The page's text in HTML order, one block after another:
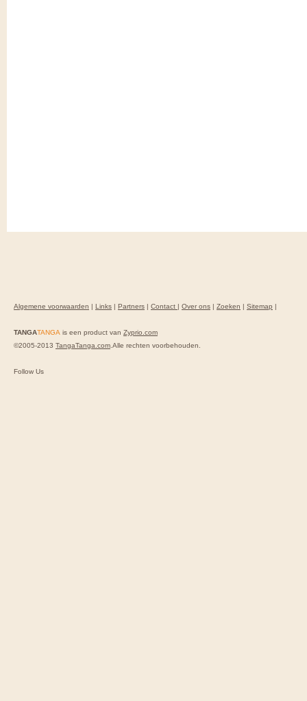
Algemene voorwaarden Links Partners Contact Over ons Zoeken Sitemap
TANGATANGA is een product van Zyprio.com
©2005-2013 TangaTanga.com.Alle rechten voorbehouden.
Follow Us